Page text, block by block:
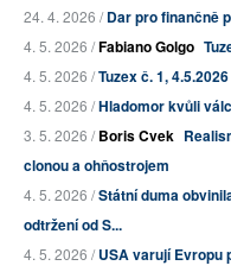
24. 4. 2026 /Dar pro finančně
4. 5. 2026 /Fabiano Golgo
4. 5. 2026 /Tuzex č. 1, 4.5.2026
4. 5. 2026 /Hladomor kvůli
3. 5. 2026 /Boris Cvek
clonou a ohňostrojem
4. 5. 2026 /Státní duma
odtržení od S...
4. 5. 2026 /USA varují Evropu